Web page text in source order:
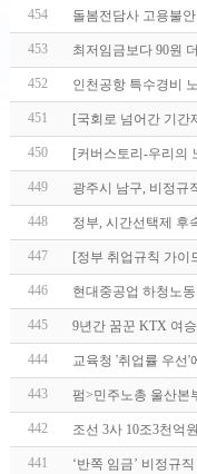
454 돌봄전담사 고용불
453 최저임금보다 90원
452 인천공항 특수경비
451 [국회로 넘어간 기
450 [커버스토리-우리의
449 광주시 남구, 비정규
448 정부, 시간선택제 후
447 [정부 취업규칙 가
446 현대중공업 하청노
445 9년간 꿈꾼 KTX 여
444 교육청 '취업률 우선
443 펌>민주노총 울산본
442 조선 3사 10조3천억
441 ‘반쪽 임금’ 비정규